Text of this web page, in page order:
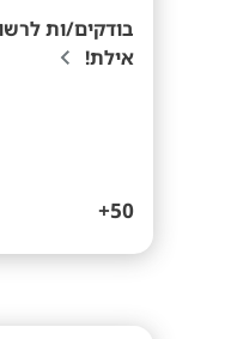
בודקים/ות
אילת!
50+